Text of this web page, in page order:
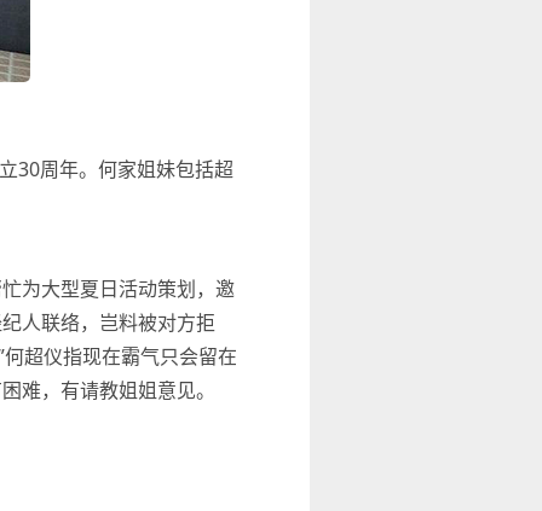
30周年。何家姐妹包括超
为大型夏日活动策划，邀
人联络，岂料被对方拒
超仪指现在霸气只会留在
难，有请教姐姐意见。